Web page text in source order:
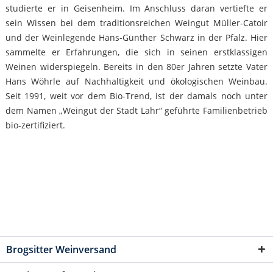
studierte er in Geisenheim. Im Anschluss daran vertiefte er
sein Wissen bei dem traditionsreichen Weingut Müller-Catoir
und der Weinlegende Hans-Günther Schwarz in der Pfalz. Hier
sammelte er Erfahrungen, die sich in seinen erstklassigen
Weinen widerspiegeln. Bereits in den 80er Jahren setzte Vater
Hans Wöhrle auf Nachhaltigkeit und ökologischen Weinbau.
Seit 1991, weit vor dem Bio-Trend, ist der damals noch unter
dem Namen „Weingut der Stadt Lahr“ geführte Familienbetrieb
bio-zertifiziert.
Brogsitter Weinversand